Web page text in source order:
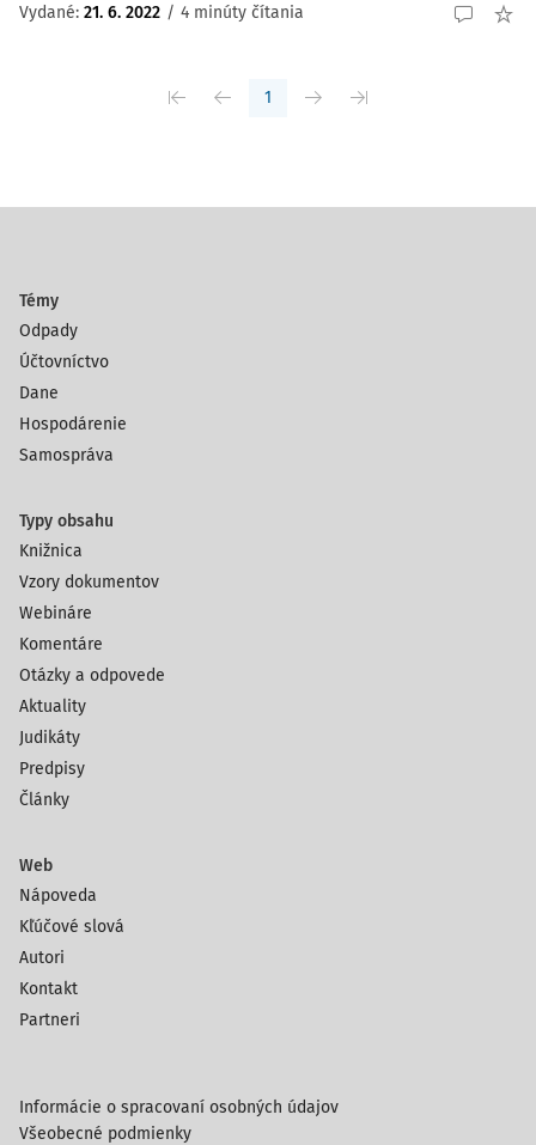
Vydané: 21. 6. 2022 / 4 minúty čítania
1
Témy
Odpady
Účtovníctvo
Dane
Hospodárenie
Samospráva
Typy obsahu
Knižnica
Vzory dokumentov
Webináre
Komentáre
Otázky a odpovede
Aktuality
Judikáty
Predpisy
Články
Web
Nápoveda
Kľúčové slová
Autori
Kontakt
Partneri
Informácie o spracovaní osobných údajov
Všeobecné podmienky